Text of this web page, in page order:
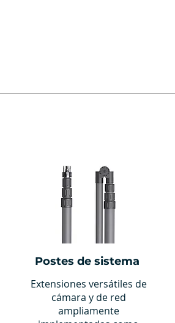
Postes de sistema
Extensiones versátiles de
cámara y de red
ampliamente